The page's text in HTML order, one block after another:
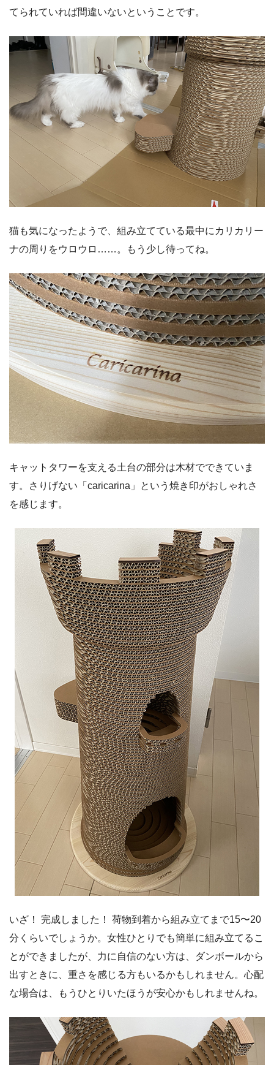
てられていれば間違いないということです。
猫も気になったようで、組み立てている最中にカリカリー
ナの周りをウロウロ……。もう少し待ってね。
キャットタワーを支える土台の部分は木材でできていま
す。さりげない「caricarina」という焼き印がおしゃれさ
を感じます。
いざ！ 完成しました！ 荷物到着から組み立てまで15〜20
分くらいでしょうか。女性ひとりでも簡単に組み立てるこ
とができましたが、力に自信のない方は、ダンボールから
出すときに、重さを感じる方もいるかもしれません。心配
な場合は、もうひとりいたほうが安心かもしれませんね。